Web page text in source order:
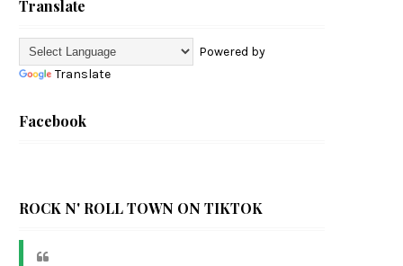
Translate
Powered by
Translate
Facebook
ROCK N' ROLL TOWN ON TIKTOK